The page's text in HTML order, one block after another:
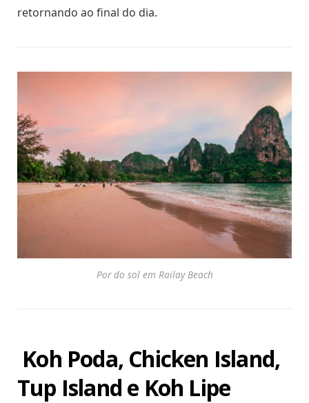
retornando ao final do dia.
Por do sol em Railay Beach
Koh Poda, Chicken Island,
Tup Island e Koh Lipe